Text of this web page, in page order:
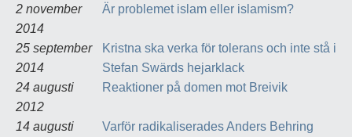
2 november
2014
Är problemet islam eller islamism?
25 september
2014
Kristna ska verka för tolerans och inte stå i
Stefan Swärds hejarklack
24 augusti
2012
Reaktioner på domen mot Breivik
14 augusti
Varför radikaliserades Anders Behring